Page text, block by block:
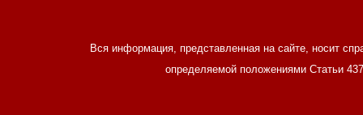
Вся информация, представленная на сайте, носит
определяемой положениями Статьи